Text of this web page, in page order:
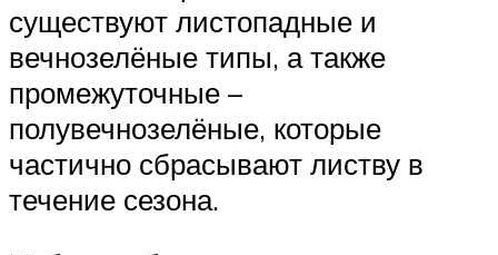
существуют листопадные и
вечнозелёные типы, а также
промежуточные –
полувечнозелёные, которые
частично сбрасывают листву в
течение сезона.